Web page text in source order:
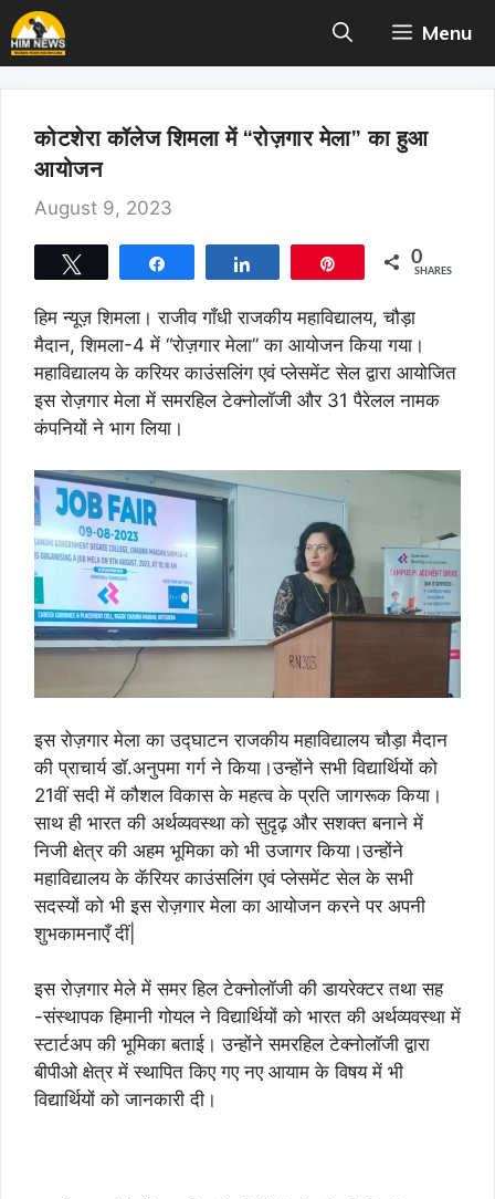
Skip
to
content
Menu
कोटशेरा कॉलेज शिमला में “रोज़गार मेला” का हुआ
आयोजन
August 9, 2023
0
SHARES
हिम न्यूज़ शिमला।राजीव गाँधी राजकीय महाविद्यालय, चौड़ा
मैदान, शिमला-4 में “रोज़गार मेला” का आयोजन किया गया।
महाविद्यालय के करियर काउंसलिंग एवं प्लेसमेंट सेल द्वारा आयोजित
इस रोज़गार मेला में समरहिल टेक्नोलॉजी और 31 पैरेलल नामक
कंपनियों ने भाग लिया।
इस रोज़गार मेला का उद्घाटन राजकीय महाविद्यालय चौड़ा मैदान
की प्राचार्य डॉ.अनुपमा गर्ग ने किया।उन्होंने सभी विद्यार्थियों को
21वीं सदी में कौशल विकास के महत्व के प्रति जागरूक किया।
साथ ही भारत की अर्थव्यवस्था को सुदृढ़ और सशक्त बनाने में
निजी क्षेत्र की अहम भूमिका को भी उजागर किया।उन्होंने
महाविद्यालय के कॅरियर काउंसलिंग एवं प्लेसमेंट सेल के सभी
सदस्यों को भी इस रोज़गार मेला का आयोजन करने पर अपनी
शुभकामनाएँ दीं|
इस रोज़गार मेले में समर हिल टेक्नोलॉजी की डायरेक्टर तथा सह
-संस्थापक हिमानी गोयल ने विद्यार्थियों को भारत की अर्थव्यवस्था में
स्टार्टअप की भूमिका बताई। उन्होंने समरहिल टेक्नोलॉजी द्वारा
बीपीओ क्षेत्र में स्थापित किए गए नए आयाम के विषय में भी
विद्यार्थियों को जानकारी दी।